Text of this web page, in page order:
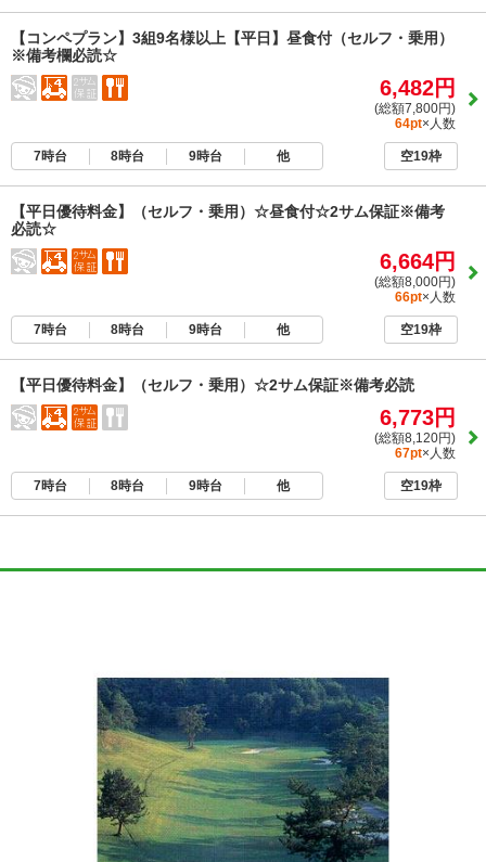
【コンペプラン】3組9名様以上【平日】昼食付（セルフ・乗用）
※備考欄必読☆
6,482円
(総額7,800円)
64pt×人数
7時台 8時台 9時台 他 空19枠
【平日優待料金】（セルフ・乗用）☆昼食付☆2サム保証※備考
必読☆
6,664円
(総額8,000円)
66pt×人数
7時台 8時台 9時台 他 空19枠
【平日優待料金】（セルフ・乗用）☆2サム保証※備考必読
6,773円
(総額8,120円)
67pt×人数
7時台 8時台 9時台 他 空19枠